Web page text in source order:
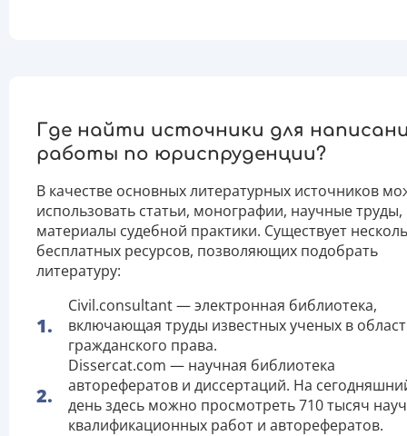
Где найти источники для
работы по юриспруденции?
В качестве основных литературных источников
использовать статьи, монографии, научные труды,
материалы судебной практики. Существует
бесплатных ресурсов, позволяющих подобрать
литературу:
Сivil.consultant — электронная библиотека,
включающая труды известных ученых в
гражданского права.
Dissercat.com — научная библиотека
авторефератов и диссертаций. На
день здесь можно просмотреть 710 тысяч
квалификационных работ и авторефератов.